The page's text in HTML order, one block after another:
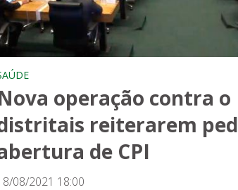
operação contra o
reiterarem
de CPI
08/2021 18:00